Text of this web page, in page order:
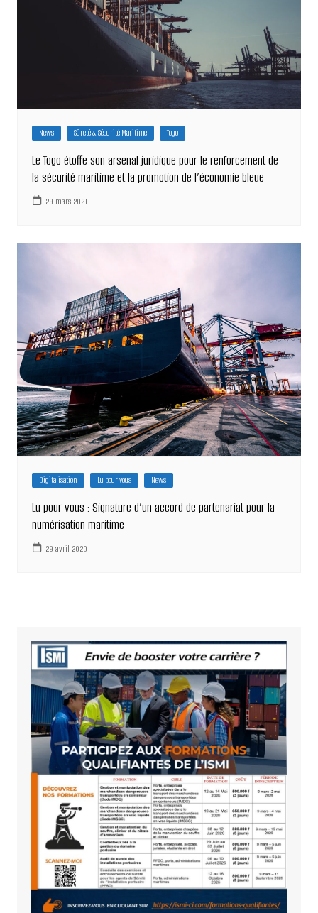
News Sûreté & Sécurité Maritime Togo
Le Togo étoffe son arsenal juridique pour le renforcement de
la sécurité maritime et la promotion de l’économie bleue
29 mars 2021
Digitalisation Lu pour vous News
Lu pour vous : Signature d’un accord de partenariat pour la
numérisation maritime
29 avril 2020